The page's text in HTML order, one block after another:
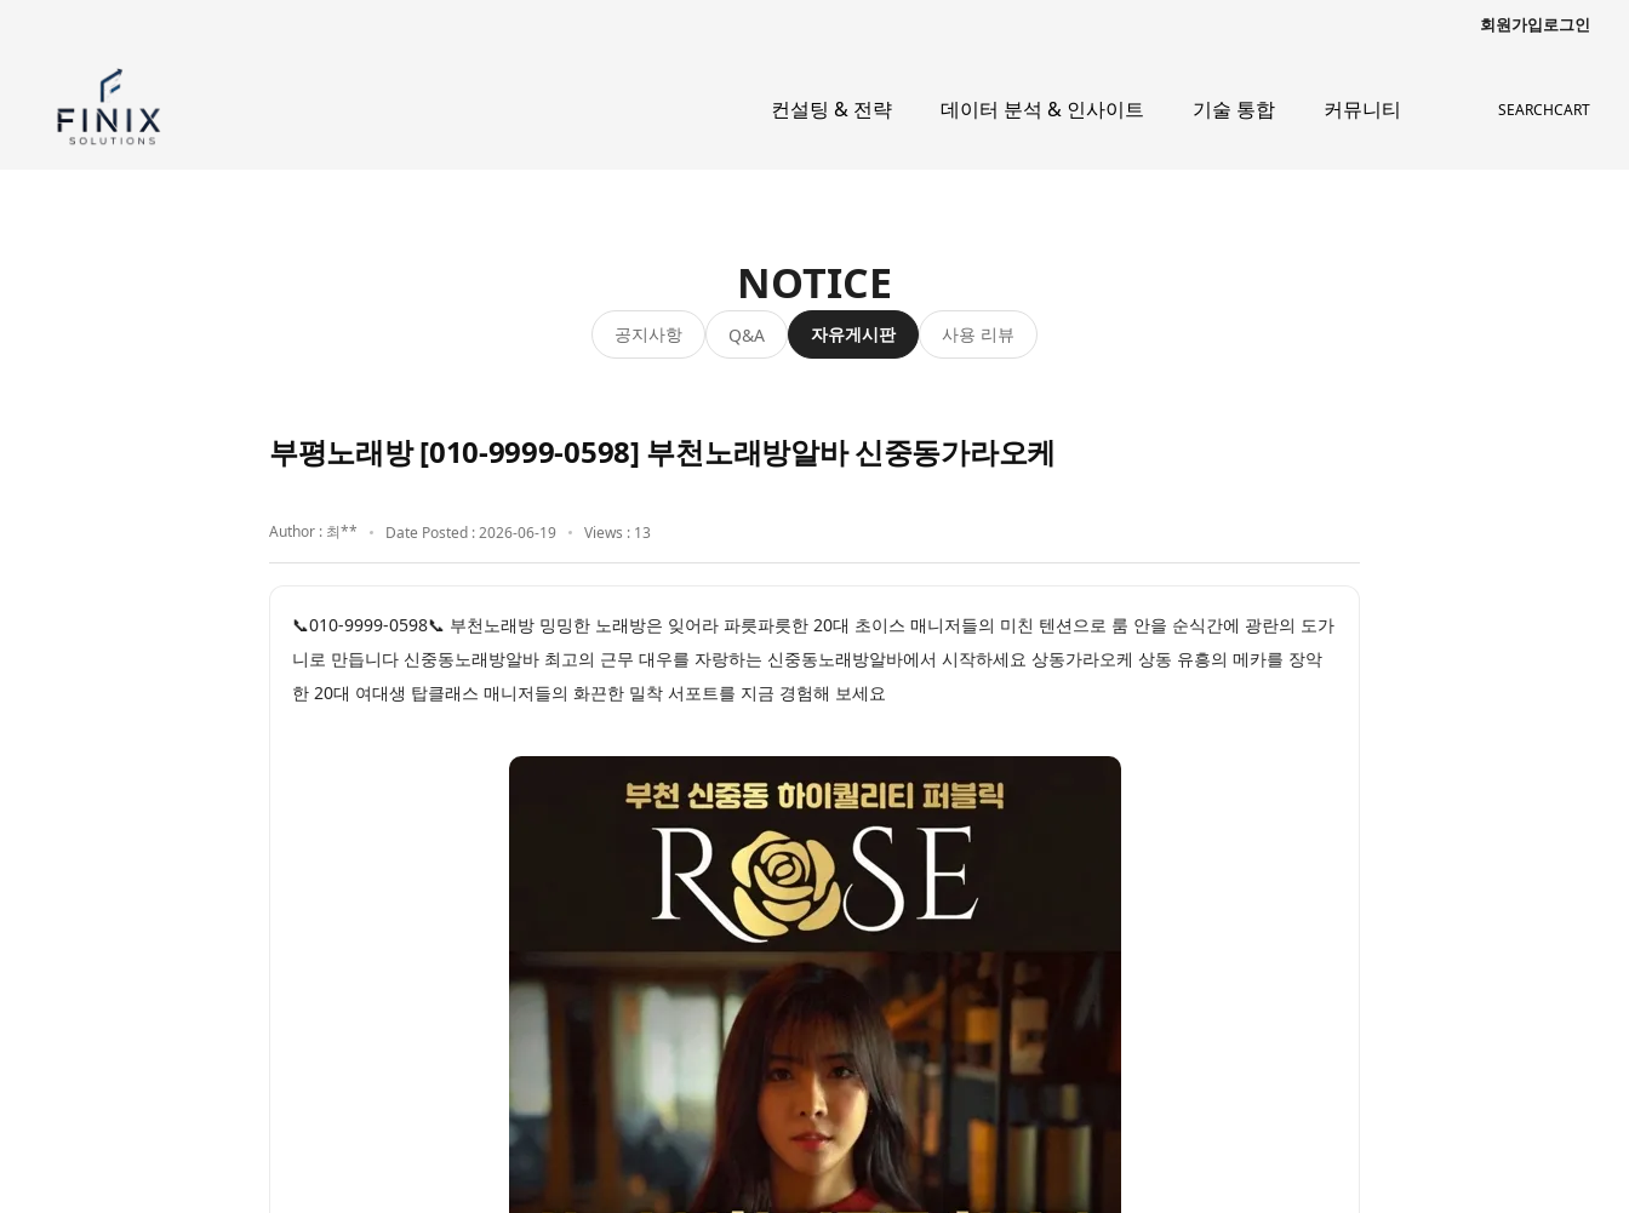
회원가입로그인
컨설팅 & 전략 데이터 분석 & 인사이트 기술 통합 커뮤니티 SEARCHCART
NOTICE
공지사항 Q&A 자유게시판 사용 리뷰
부평노래방 [010-9999-0598] 부천노래방알바 신중동가라오케
Author : 최** Date Posted : 2026-06-19 Views : 13
📞010-9999-0598📞 부천노래방 밍밍한 노래방은 잊어라 파릇파릇한 20대 초이스 매니저들의 미친 텐션으로 룸 안을 순식간에 광란의 도가
니로 만듭니다 신중동노래방알바 최고의 근무 대우를 자랑하는 신중동노래방알바에서 시작하세요 상동가라오케 상동 유흥의 메카를 장악
한 20대 여대생 탑클래스 매니저들의 화끈한 밀착 서포트를 지금 경험해 보세요